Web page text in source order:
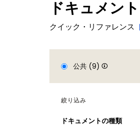
ドキュメント
クイック・リファレンス
公共 (9)
絞り込み
ドキュメントの種類